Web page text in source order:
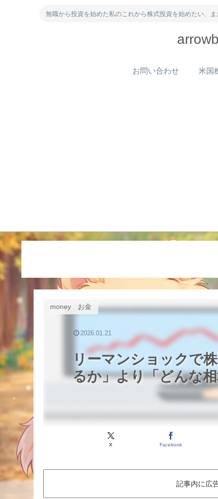
無職から投資を始めた私のこれから株式投資を始めたい、
お問い合わせ
リーマンショックで
るか」より「どんな
money お金
X Facebook
2026.01.21
記事内に広